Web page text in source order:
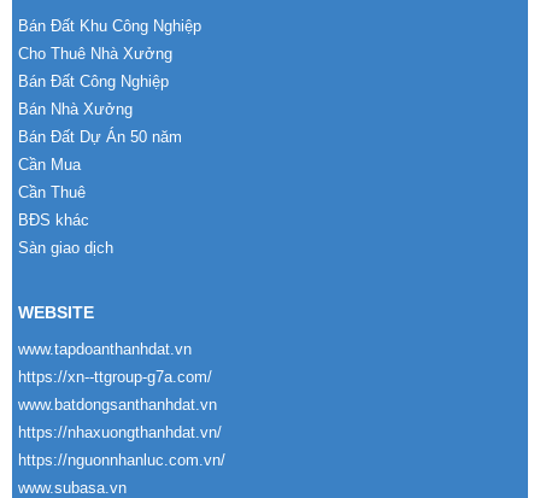
Bán Đất Khu Công Nghiệp
Cho Thuê Nhà Xưởng
Bán Đất Công Nghiệp
Bán Nhà Xưởng
Bán Đất Dự Án 50 năm
Cần Mua
Cần Thuê
BĐS khác
Sàn giao dịch
WEBSITE
www.tapdoanthanhdat.vn
https://xn--ttgroup-g7a.com/
www.batdongsanthanhdat.vn
https://nhaxuongthanhdat.vn/
https://nguonnhanluc.com.vn/
www.subasa.vn